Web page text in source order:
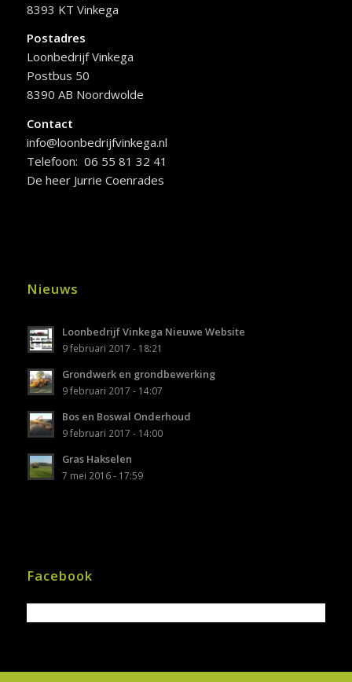
8393 KT Vinkega
Postadres
Loonbedrijf Vinkega
Postbus 50
8390 AB Noordwolde
Contact
info@loonbedrijfvinkega.nl
Telefoon: 06 55 81 32 41
De heer Jurrie Coenrades
Nieuws
Loonbedrijf Vinkega Nieuwe Website
9 februari 2017 - 18:21
Grondwerk en grondbewerking
9 februari 2017 - 14:07
Bos en Boswal Onderhoud
9 februari 2017 - 14:00
Gras Hakselen
7 mei 2016 - 17:59
Facebook